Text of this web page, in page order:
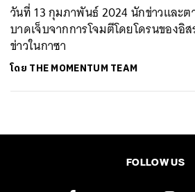
วันที่ 13 กุมภาพันธ์ 2024 นักข่าวและ
บาดเจ็บจากการโจมตีโดยโดรนของอิส
ข่าวในกาซา
โดย THE MOMENTUM TEAM
FOLLOW US